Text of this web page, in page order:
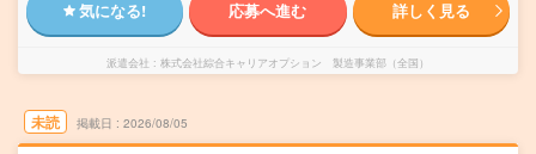
気になる! 応募へ進む 詳しく見る
派遣会社 株式会社綜合キャリアオプション 製造事業部（全国）
未読 掲載日 2026/08/05